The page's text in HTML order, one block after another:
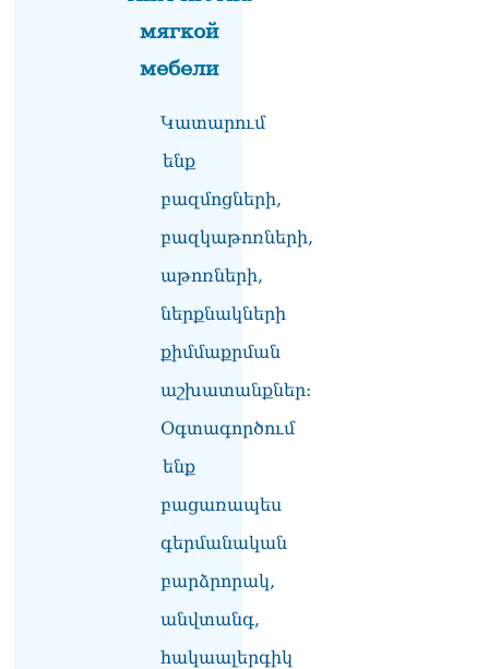
мягкой
мебели
Կատարում
ենք
բազմոցների,
բազկաթոռների,
աթոռների,
ներքնակների
քիմմաքրման
աշխատանքներ:
Օգտագործում
ենք
բացառապես
գերմանական
բարձրորակ,
անվտանգ,
հակաալերգիկ